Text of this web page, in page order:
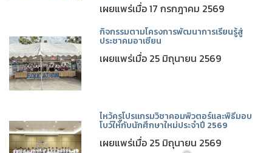
เผยแพร่เมื่อ 17 กรกฎาคม 2569
กิจกรรมตามโครงการพัฒนาการเรียนรู้สู่
ประชาคมอาเซียน
เผยแพร่เมื่อ 25 มิถุนายน 2569
ไหว้ครูโปรแกรมวิชาคอมพิวตอร์และพิธีมอบ
โบว์ให้กับนักศึกษาใหม่ประจำปี 2569
เผยแพร่เมื่อ 25 มิถุนายน 2569